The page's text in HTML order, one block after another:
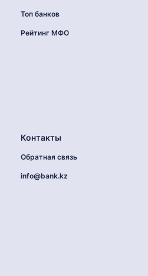
Топ банков
Рейтинг МФО
Контакты
Обратная связь
info@bank.kz